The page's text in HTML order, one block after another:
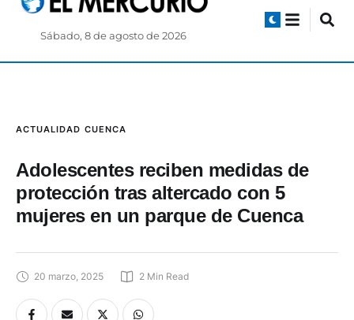
Sábado, 8 de agosto de 2026
ACTUALIDAD CUENCA
Adolescentes reciben medidas de
protección tras altercado con 5
mujeres en un parque de Cuenca
20 marzo, 2025 2 Min Read